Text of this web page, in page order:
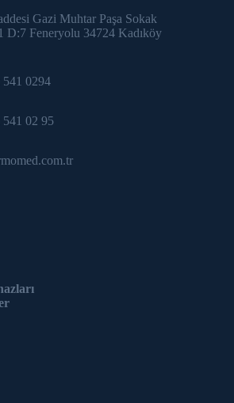
Gazi Muhtar Paşa Sokak
D:7 Feneryolu 34724 Kadıköy
541 0294
02 95
ı